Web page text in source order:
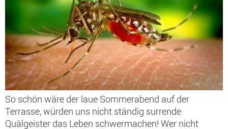
So schön wäre der laue Sommerabend auf der
Terrasse, würden uns nicht ständig surrende
Quälgeister das Leben schwermachen! Wer nicht